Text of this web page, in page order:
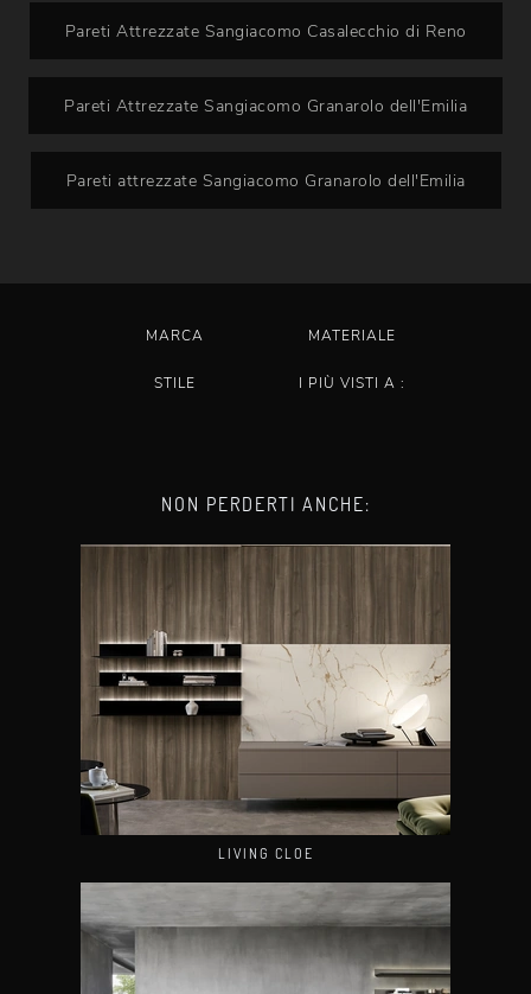
Pareti Attrezzate Sangiacomo Casalecchio di Reno
Pareti Attrezzate Sangiacomo Granarolo dell'Emilia
Pareti attrezzate Sangiacomo Granarolo dell'Emilia
MARCA MATERIALE
STILE I PIÙ VISTI A :
NON PERDERTI ANCHE:
LIVING CLOE